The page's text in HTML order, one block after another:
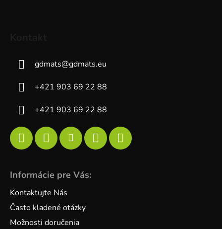
gdmats@gdmats.eu
+421 903 69 22 88
+421 903 69 22 88
Informácie pre Vás:
Kontaktujte Nás
Často kladené otázky
Možnosti doručenia